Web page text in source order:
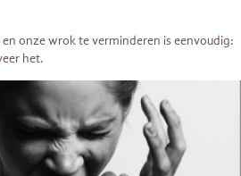
onze wrok te verminderen is eenvoudig:
het.